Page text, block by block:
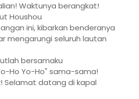
Waktunya berangkat!
Houshou
ini, kibarkan benderanya
mengarungi seluruh lautan
bersamaku
Ho Yo-Ho" sama-sama!
Selamat datang di kapal